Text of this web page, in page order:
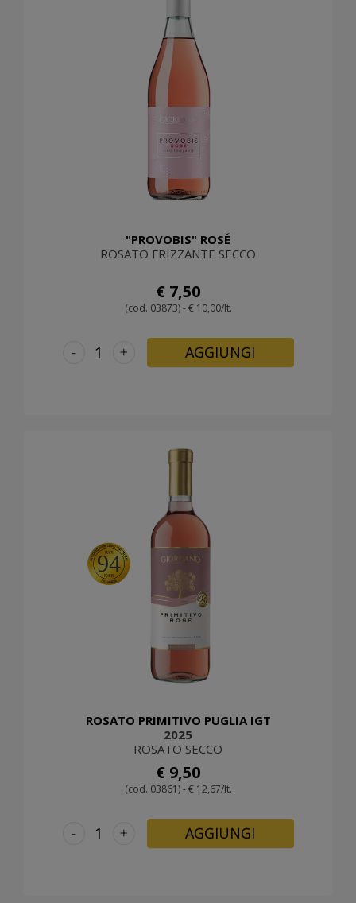
"PROVOBIS" ROSÉ
ROSATO FRIZZANTE SECCO
€ 7,50
(cod. 03873) - € 10,00/lt.
+
- AGGIUNGI
94
ROSATO PRIMITIVO PUGLIA IGT
2025
ROSATO SECCO
€ 9,50
(cod. 03861) - € 12,67/lt.
+
- AGGIUNGI